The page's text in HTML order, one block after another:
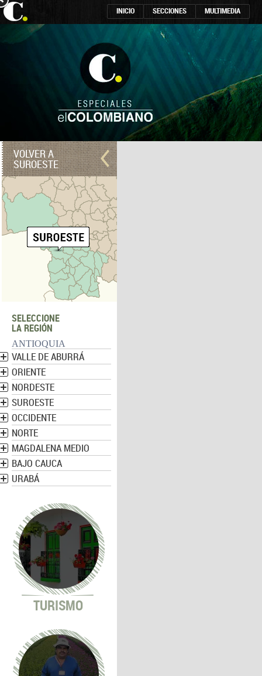
INICIO SECCIONES MULTIMEDIA
VOLVER A
SUROESTE
SELECCIONE
LA REGIÓN
ANTIOQUIA
VALLE DE ABURRÁ
ORIENTE
NORDESTE
SUROESTE
OCCIDENTE
NORTE
MAGDALENA MEDIO
BAJO CAUCA
URABÁ
TURISMO